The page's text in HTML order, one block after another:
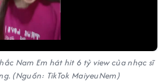
Nam Em hát hit 6 tỷ view của nhạc sĩ
(Nguồn: TikTok MaiyeuNem)